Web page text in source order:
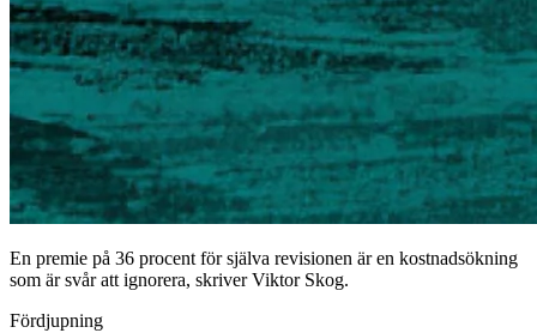
En premie på 36 procent för själva revisionen är en kostnadsökning
som är svår att ignorera, skriver Viktor Skog.
Fördjupning